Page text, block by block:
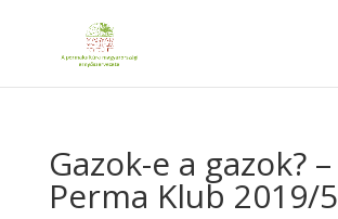
Gazok-e a gazok? –
Perma Klub 2019/5